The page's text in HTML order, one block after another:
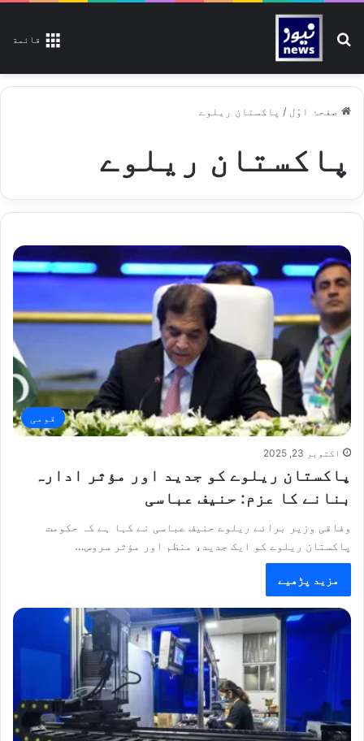
قائمة تلاش کیجیے
صفحۂ اوّل / پاکستان ریلوے
پاکستان ریلوے
قومی
اکتوبر 23, 2025
پاکستان ریلوے کو جدید اور مؤثر ادارہ
بنانے کا عزم: حنیف عباسی
وفاقی وزیر برائے ریلوے حنیف عباسی نے کہا ہے کہ حکومت
پاکستان ریلوے کو ایک جدید، منظم اور مؤثر سروس…
مزید پڑھیے